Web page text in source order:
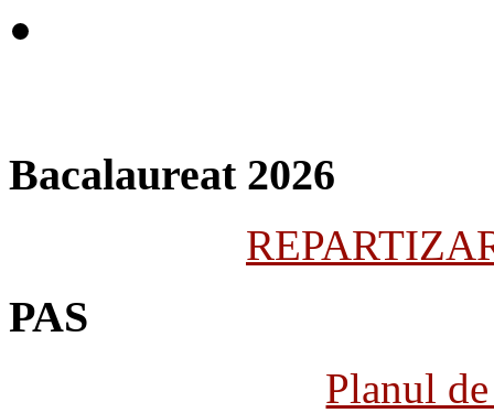
Bacalaureat 2026
PAS
Planul